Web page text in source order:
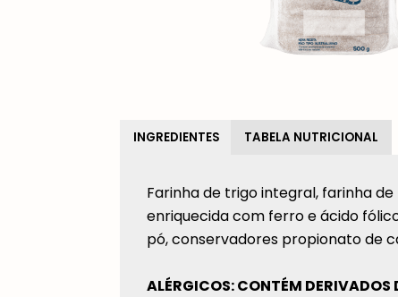
INGREDIENTES TABELA NUTRICIONAL
Farinha de trigo integral, farinha
enriquecida com ferro e ácido
pó, conservadores propionato de
ALÉRGICOS: CONTÉM